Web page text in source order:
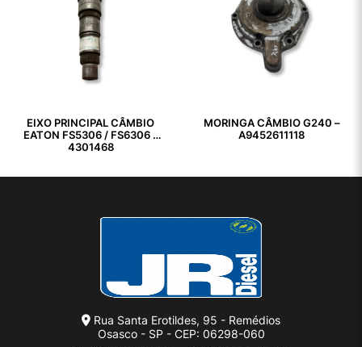
EIXO PRINCIPAL CÂMBIO
EATON FS5306 / FS6306 –
4301468
MORINGA CÂMBIO G240 –
A9452611118
Rua Santa Erotildes, 95 - Remédios
Osasco - SP - CEP: 06298-060